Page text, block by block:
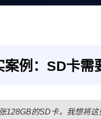
案例：SD卡需
128GB的SD卡，我想将